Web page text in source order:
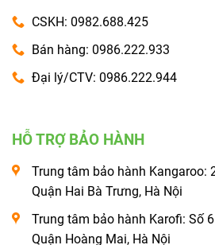
CSKH: 0982.688.425
Bán hàng: 0986.222.933
Đại lý/CTV: 0986.222.944
HỖ TRỢ BẢO HÀNH
Trung tâm bảo hành Kangaroo:
Quận Hai Bà Trưng, Hà Nội
Trung tâm bảo hành Karofi: Số
Quận Hoàng Mai, Hà Nội